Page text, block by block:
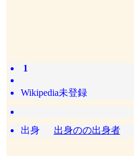
1
Wikipedia未登録
出身 出身のの出身者